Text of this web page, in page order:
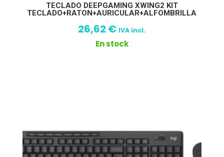
TECLADO DEEPGAMING XWING2 KIT
TECLADO+RATON+AURICULAR+ALFOMBRILLA
26,62 € IVA incl.
En stock